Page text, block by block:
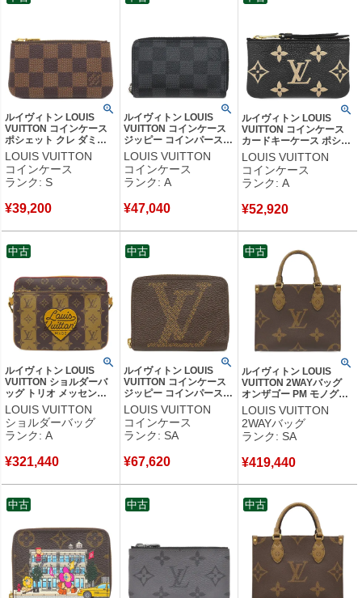
ルイヴィトン LOUIS
VUITTON コインケース
ポシェット クレ ダミエ
キャンバス ダミエエベヌ
ゴールド金具 茶 小銭入
れ キーチェーン付き
N62658 CT4225 【箱】
LOUIS VUITTON
コインケース
ランク: S
¥39,200
ルイヴィトン LOUIS
VUITTON コインケース
ジッピー コインパース
ダミエグラフィットキャ
ンバス ダミエグラフィッ
ト シルバー金具 小銭入
れ N63076 CT3113 【中
LOUIS VUITTON
コインケース
ランク: A
¥47,040
ルイヴィトン LOUIS
VUITTON コインケース
カードキーケース ポシェ
ット クレ モノグラムアン
プラント ブラック×ベー
ジュ ゴールド金具 小銭入
れ M80885 CT4221
LOUIS VUITTON
コインケース
ランク: A
¥52,920
ルイヴィトン LOUIS
VUITTON ショルダーバ
ッグ トリオ メッセンジ
ャー モノグラムキャンバ
ス モノグラムストライプ
キャンバス モノグラム
ストライプ ゴールド金具
RFID 【中古】中古美品
LOUIS VUITTON
ショルダーバッグ
ランク: A
¥321,440
中古
ルイヴィトン LOUIS
VUITTON コインケース
ジッピー コインパース
レザー モノグラムジャイ
アントキャンバス モノグ
ラム ゴールド金具 茶 小
銭入れ カード入れ
【中古】新品同様品
LOUIS VUITTON
コインケース
ランク: SA
¥67,620
中古
ルイヴィトン LOUIS
VUITTON 2WAYバッグ
オンザゴー PM モノグラ
ムキャンバス モノグラム
リバースキャンバス モノ
グラムリバース ゴールド
金具 ショルダー ハンドバ
古】新品同様品
LOUIS VUITTON
2WAYバッグ
ランク: SA
¥419,440
中古
中古 中古 中古